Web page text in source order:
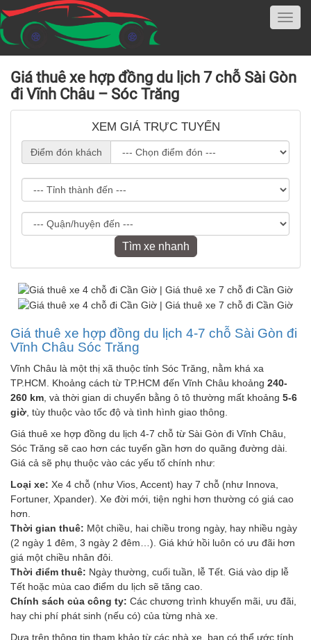
Giá thuê xe hợp đồng du lịch 7 chỗ Sài Gòn
đi Vĩnh Châu – Sóc Trăng
XEM GIÁ TRỰC TUYẾN
Điểm đón khách
Tìm xe nhanh
Giá thuê xe hợp đồng du lịch 4-7 chỗ Sài Gòn đi
Vĩnh Châu Sóc Trăng
Vĩnh Châu là một thị xã thuộc tỉnh Sóc Trăng, nằm khá xa
TP.HCM. Khoảng cách từ TP.HCM đến Vĩnh Châu khoảng 240-
260 km , và thời gian di chuyển bằng ô tô thường mất khoảng 5-6
giờ , tùy thuộc vào tốc độ và tình hình giao thông.
Giá thuê xe hợp đồng du lịch 4-7 chỗ từ Sài Gòn đi Vĩnh Châu,
Sóc Trăng sẽ cao hơn các tuyến gần hơn do quãng đường dài.
Giá cả sẽ phụ thuộc vào các yếu tố chính như:
Loại xe: Xe 4 chỗ (như Vios, Accent) hay 7 chỗ (như Innova,
Fortuner, Xpander). Xe đời mới, tiện nghi hơn thường có giá cao
hơn.
Thời gian thuê: Một chiều, hai chiều trong ngày, hay nhiều ngày
(2 ngày 1 đêm, 3 ngày 2 đêm…). Giá khứ hồi luôn có ưu đãi hơn
giá một chiều nhân đôi.
Thời điểm thuê: Ngày thường, cuối tuần, lễ Tết. Giá vào dịp lễ
Tết hoặc mùa cao điểm du lịch sẽ tăng cao.
Chính sách của công ty: Các chương trình khuyến mãi, ưu đãi,
hay chi phí phát sinh (nếu có) của từng nhà xe.
Dựa trên thông tin tham khảo từ các nhà xe, bạn có thể ước tính